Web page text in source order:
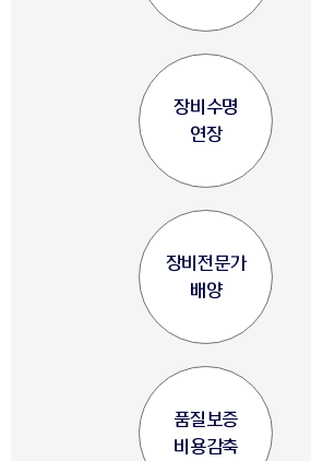
장비수명
연장
장비전문가
배양
품질보증
비용감축